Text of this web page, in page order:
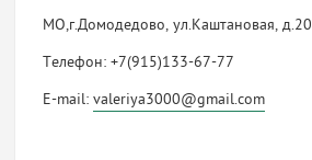
МО,г.Домодедово, ул.Каштановая, д.20
Телефон: +7(915)133-67-77
E-mail:valeriya3000@gmail.com